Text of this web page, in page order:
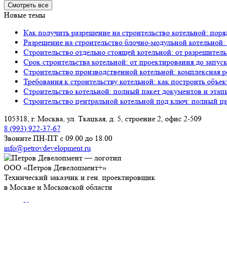
Смотреть все
Новые темы
Как получить разрешение на строительство котельной:
Разрешение на строительство блочно-модульной
Строительство отдельно стоящей котельной: от
Срок строительства котельной: от проектирования до
Строительство производственной котельной:
Требования к строительству котельной: как построить
Строительство котельной: полный пакет документов и
Строительство центральной котельной под ключ: полный
105318, г. Москва, ул. Ткацкая, д. 5, строение 2, офис 2-509
8 (993) 922-37-67
Звоните ПН-ПТ с 09.00 до 18.00
info@petrovdevelopment.ru
ООО «Петров Девелопмент+»
Технический заказчик и ген. проектировщик
в Москве и Московской области
Услуги